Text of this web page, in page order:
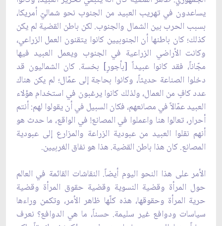
يساعدون في تهريب العبيد من الجنوب نحو شماليّ أمريكا،
بسبب الحرب بين الشمال والجنوب. لكن باطن القضية لم يكن
كذلك؛ كان باطنها أن الجنوبيين كانوا يتقنون العمل الزراعي،
وكانت الأراضي الزراعية في الجنوب ويعمل العبيد فيها
مجّاناً، فقد كانوا عبيداً [بأجورٍ] بخسة. كان الشماليون قد
دخلوا الصناعة حديثاً، وكانوا بحاجة إلى عمّال؛ لم يكن هناك
عدد كافٍ من العمال، ولذلك كانوا يرغبون في استخدام هؤلاء
العبيد عمّالاً في مصانعهم، فكان السبيل في أن يقولوا لهم: أنتم
أحرار، تعالوا هنا واعملوا في المصانع! في الواقع، ما حدث هو
أنهم نقلوا العبيد من عبودية الزراعة والمزارع إلى عبودية
المصانع. كان هذا باطن القضية. هذا هو نفاق الغربيين.
الأمر على هذا النحو اليوم أيضاً. النقاشات القائمة في العالم
حول المرأة وقضية النسوية وقضية حقوق المرأة وقضية
حرية المرأة وحقوقها، هذه كلّها ظاهر الأمر، وتكمن وراءها
سياسات ودوافع غير سليمة. حسناً، ما هي الدوافع؟ نعرف